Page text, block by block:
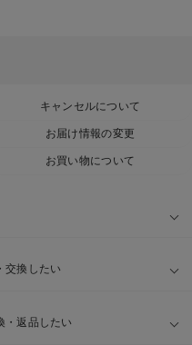
キャンセルについて
お届け情報の変更
お買い物について
交換したい
・返品したい